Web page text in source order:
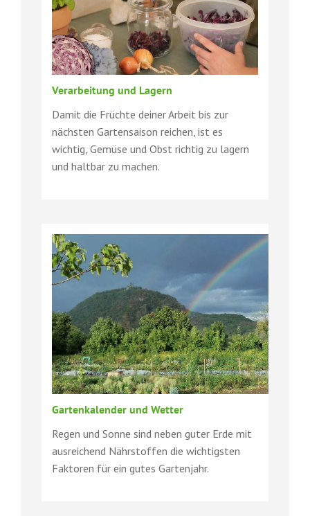
Verarbeitung und Lagern
Damit die Früchte deiner Arbeit bis zur
nächsten Gartensaison reichen, ist es
wichtig, Gemüse und Obst richtig zu lagern
und haltbar zu machen.
Gartenkalender und Wetter
Regen und Sonne sind neben guter Erde mit
ausreichend Nährstoffen die wichtigsten
Faktoren für ein gutes Gartenjahr.